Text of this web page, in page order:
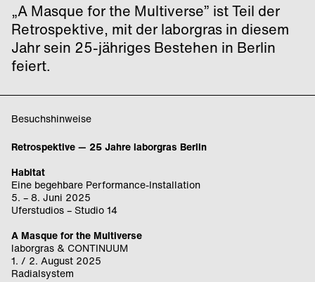
„A Masque for the Multiverse” ist Teil der
Retrospektive, mit der laborgras in diesem
Jahr sein 25-jähriges Bestehen in Berlin
feiert.
Besuchshinweise
Retrospektive — 25 Jahre laborgras Berlin
Habitat
Eine begehbare Performance-Installation
5. – 8. Juni 2025
Uferstudios – Studio 14
A Masque for the Multiverse
laborgras & CONTINUUM
1. / 2. August 2025
Radialsystem